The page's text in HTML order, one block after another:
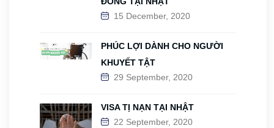
15 December, 2020
PHÚC LỢI DÀNH CHO NGƯỜI
KHUYẾT TẬT
29 September, 2020
VISA TỊ NẠN TẠI NHẬT
22 September, 2020